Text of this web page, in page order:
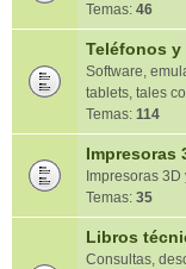
Temas: 46
Teléfonos y
Software,
tablets, tales
Temas: 114
Impresoras
Impresoras
Temas: 35
Libros
Consultas,